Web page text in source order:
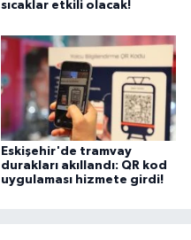
sıcaklar etkili olacak!
Eskişehir'de tramvay
durakları akıllandı: QR kod
uygulaması hizmete girdi!